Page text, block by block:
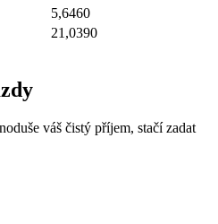
5,6460
21,0390
váš čistý příjem, stačí zadat